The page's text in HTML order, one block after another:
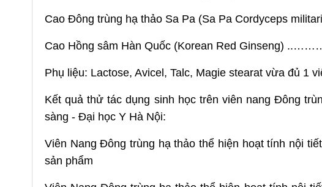
Cao Đông trùng hạ thảo Sa Pa (Sa Pa Cordyceps
Cao Hồng sâm Hàn Quốc (Korean Red Ginseng)
Phụ liệu: Lactose, Avicel, Talc, Magie stearat vừa đủ 1
Kết quả thử tác dụng sinh học trên viên nang Đông
sàng - Đại học Y Hà Nội:
Viên Nang Đông trùng hạ thảo thể hiện hoạt tính nội
sản phẩm